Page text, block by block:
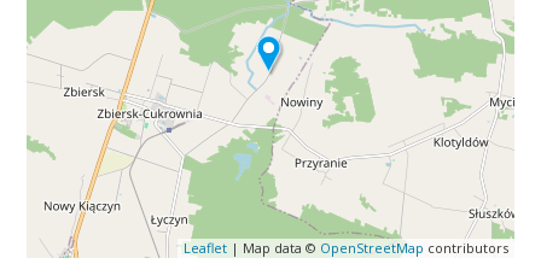
Leaflet| Map data © OpenStreetMap contributors